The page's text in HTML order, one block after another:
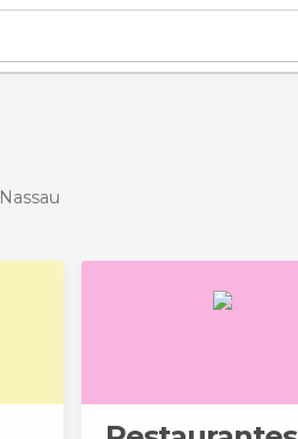
Nassau